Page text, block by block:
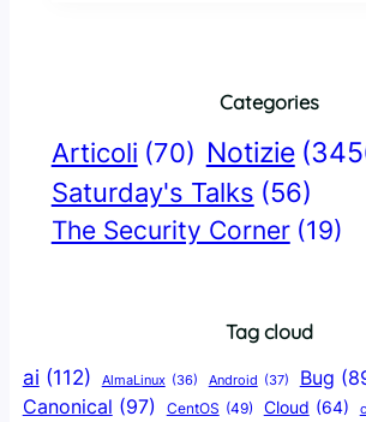
Categories
Articoli (70) Notizie
Saturday's Talks (56)
The Security Corner (19)
Tag cloud
ai (112) AlmaLinux (36) Android (37) Bug
Canonical (97) CentOS (49) Cloud (64)